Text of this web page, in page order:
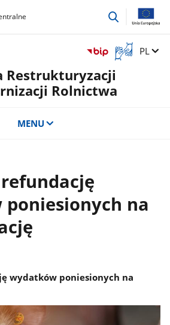
przejdź
Otwórz
okno
z
tłumaczem
Zmień
PL
Restrukturyzacji
Rolnictwa
MENU
na
wydatków poniesionych na